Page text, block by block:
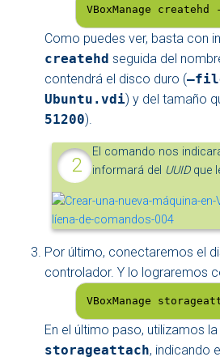
VBoxManage
Como puedes ver, basta con
createhd seguida del
contendrá el disco duro (
Ubuntu.vdi) y del tamaño
51200).
El comando nos
informará del UUIDque
Por último, conectaremos el
controlador. Y lo lograremos
VBoxManage
En el último paso, utilizamos
storageattach, indicando